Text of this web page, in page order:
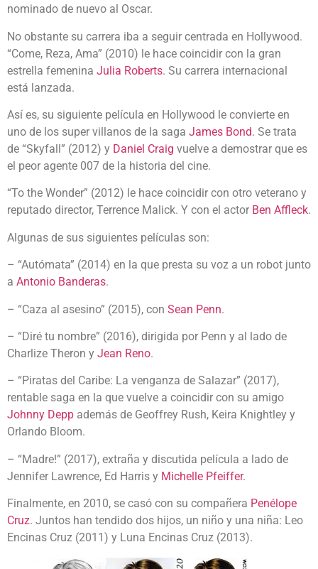
nominado de nuevo al Oscar.
No obstante su carrera iba a seguir centrada en Hollywood.
“Come, Reza, Ama” (2010) le hace coincidir con la gran
estrella femenina Julia Roberts. Su carrera internacional
está lanzada.
Así es, su siguiente película en Hollywood le convierte en
uno de los super villanos de la saga James Bond. Se trata
de “Skyfall” (2012) y Daniel Craig vuelve a demostrar que es
el peor agente 007 de la historia del cine.
“To the Wonder” (2012) le hace coincidir con otro veterano y
reputado director, Terrence Malick. Y con el actor Ben Affleck.
Algunas de sus siguientes películas son:
– “Autómata” (2014) en la que presta su voz a un robot junto
a Antonio Banderas.
– “Caza al asesino” (2015), con Sean Penn.
– “Diré tu nombre” (2016), dirigida por Penn y al lado de
Charlize Theron y Jean Reno.
– “Piratas del Caribe: La venganza de Salazar” (2017),
rentable saga en la que vuelve a coincidir con su amigo
Johnny Depp además de Geoffrey Rush, Keira Knightley y
Orlando Bloom.
– “Madre!” (2017), extraña y discutida película a lado de
Jennifer Lawrence, Ed Harris y Michelle Pfeiffer.
Finalmente, en 2010, se casó con su compañera Penélope
Cruz. Juntos han tendido dos hijos, un niño y una niña: Leo
Encinas Cruz (2011) y Luna Encinas Cruz (2013).